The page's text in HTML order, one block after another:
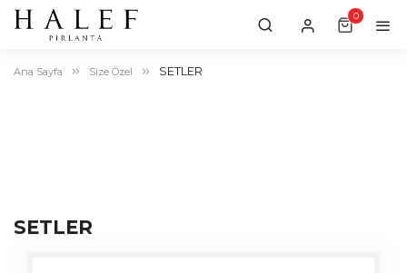
00
item
Ana Sayfa Size Özel SETLER
SETLER